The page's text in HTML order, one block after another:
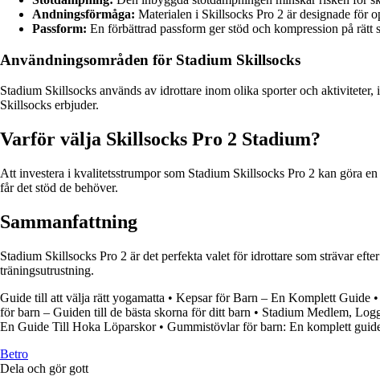
Andningsförmåga: Materialen i Skillsocks Pro 2 är designade för
Passform: En förbättrad passform ger stöd och kompression på
Användningsområden för Stadium Skillsocks
Stadium Skillsocks används av idrottare inom olika sporter och
Skillsocks erbjuder.
Varför välja Skillsocks Pro 2 Stadium?
Att investera i kvalitetsstrumpor som Stadium Skillsocks Pro 2 kan göra
får det stöd de behöver.
Sammanfattning
Stadium Skillsocks Pro 2 är det perfekta valet för idrottare som strävar
träningsutrustning.
Guide till att välja rätt yogamatta • Kepsar för Barn – En Komplett Guide •
för barn – Guiden till de bästa skorna för ditt barn • Stadium Medlem,
En Guide Till Hoka Löparskor• Gummistövlar för barn: En komplett
Betro
Dela och gör gott